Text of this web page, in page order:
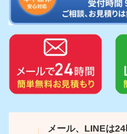
メール、LINEは24